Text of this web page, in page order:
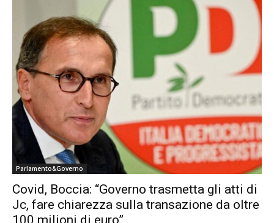
Parlamento&Governo
Covid, Boccia: “Governo trasmetta gli atti di
Jc, fare chiarezza sulla transazione da oltre